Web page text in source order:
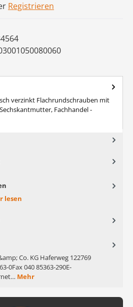
Registrieren
verzinkt Flachrundschrauben mit
Fachhandel -
lesen
Co. KG Haferweg 122769
0Fax 040 85363-290E-
Mehr